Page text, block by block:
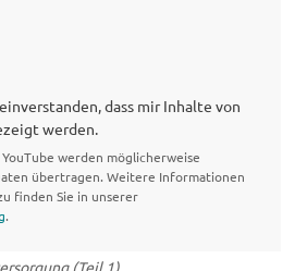
dass mir Inhalte von
werden.
werden möglicherweise
übertragen. Weitere Informationen
finden Sie in unserer
.
(Teil 1)